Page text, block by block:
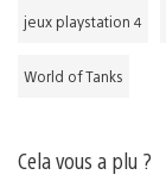
jeux playstation 4
World of Tanks
Cela vous a plu ?